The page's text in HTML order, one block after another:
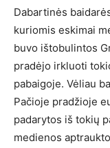
Dabartinės
kuriomis eskimai
buvo ištobulintos
pradėjo irkluoti
pabaigoje. Vėliau
Pačioje pradžioje
padarytos iš tokių
medienos